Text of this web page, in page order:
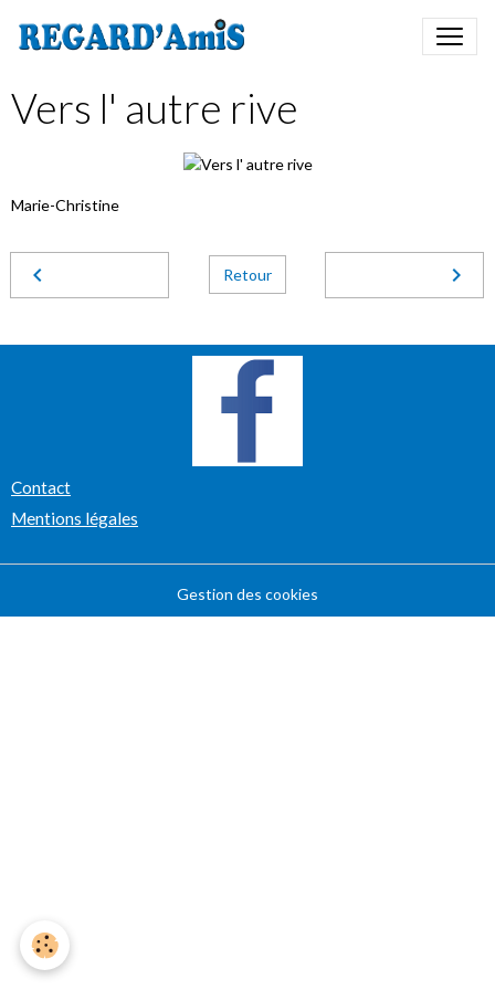
Vers l' autre rive
Marie-Christine
Retour
Contact
Mentions légales
Gestion des cookies